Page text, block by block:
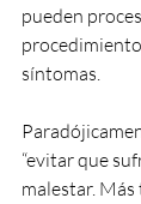
pueden
síntomas.
“evitar que
malestar. Más